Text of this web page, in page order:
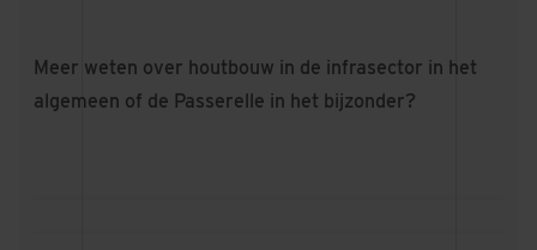
Meer weten over houtbouw in de infrasector in het
algemeen of de Passerelle in het bijzonder?